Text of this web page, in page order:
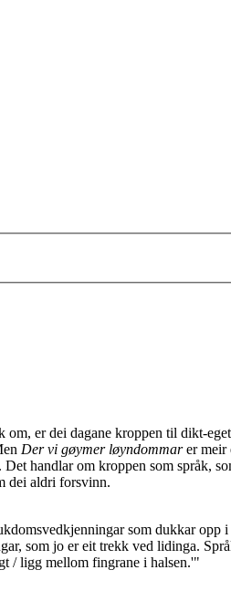
er dei dagane kroppen til dikt-
Der vi gøymer løyndommarer meir
handlar om kroppen som språk,
dei aldri forsvinn.
som dukkar
som jo er eit trekk ved lidinga.
/ ligg mellom fingrane i halsen.'"